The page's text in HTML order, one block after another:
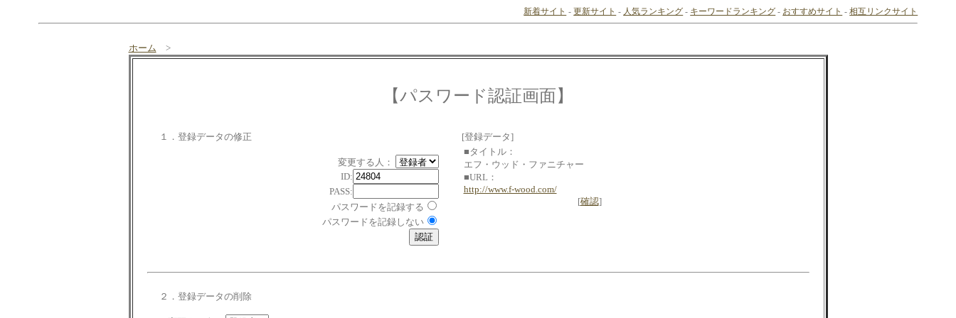
新着サイト -更新サイト - 人気ランキング - キーワードランキング - おすすめサイト -相互リンクサイト
ホーム >
【パスワード認証画面】
１．登録データの修正
変更する人：
ID:
PASS:
パスワードを記録する
パスワードを記録しない
[登録データ]
■タイトル：
エフ・ウッド・ファニチャー
■URL：
http://www.f-wood.com/
[確認]
２．登録データの削除